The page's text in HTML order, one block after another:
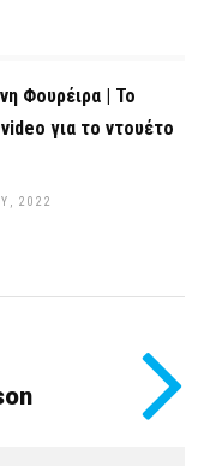
Φουρέιρα | Το
για το ντουέτο
2022